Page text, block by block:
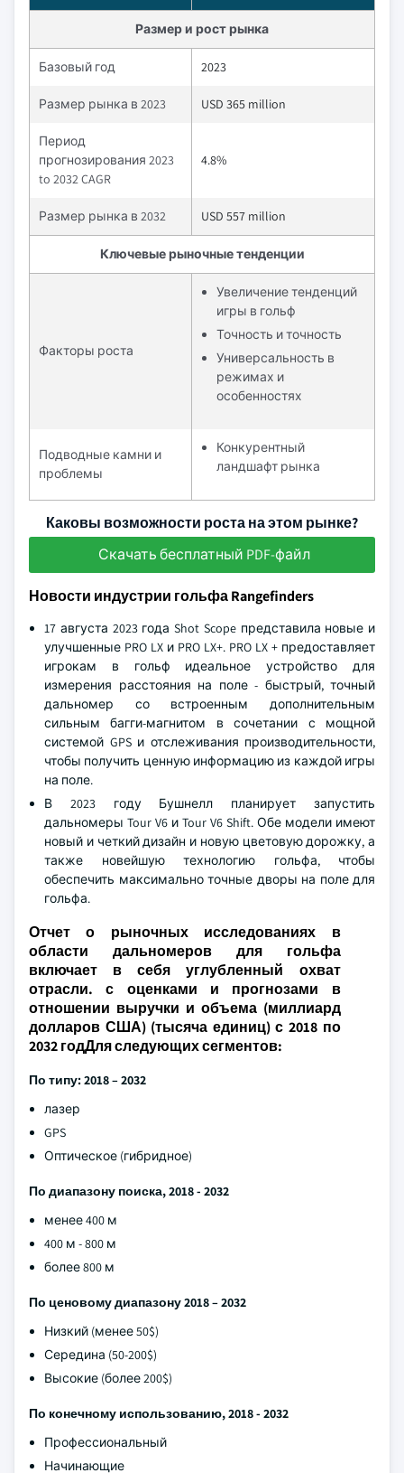
Размер и рост рынка
Базовый год 2023
Размер рынка в 2023 USD 365 million
Период
прогнозирования 2023
to 2032 CAGR
4.8%
Размер рынка в 2032 USD 557 million
Ключевые рыночные тенденции
Факторы роста
Увеличение тенденций
игры в гольф
Точность и точность
Универсальность в
режимах и
особенностях
Подводные камни и
проблемы
Конкурентный
ландшафт рынка
Каковы возможности роста на этом рынке?
Скачать бесплатный PDF-файл
Новости индустрии гольфа Rangefinders
17 августа 2023 года Shot Scope представила новые и
улучшенные PRO LX и PRO LX+. PRO LX + предоставляет
игрокам в гольф идеальное устройство для
измерения расстояния на поле - быстрый, точный
дальномер со встроенным дополнительным
сильным багги-магнитом в сочетании с мощной
системой GPS и отслеживания производительности,
чтобы получить ценную информацию из каждой игры
на поле.
В 2023 году Бушнелл планирует запустить
дальномеры Tour V6 и Tour V6 Shift. Обе модели имеют
новый и четкий дизайн и новую цветовую дорожку, а
также новейшую технологию гольфа, чтобы
обеспечить максимально точные дворы на поле для
гольфа.
Отчет о рыночных исследованиях в
области дальномеров для гольфа
включает в себя углубленный охват
отрасли. с оценками и прогнозами в
отношении выручки и объема (миллиард
долларов США) (тысяча единиц) с 2018 по
2032 годДля следующих сегментов:
По типу: 2018 – 2032
лазер
GPS
Оптическое (гибридное)
По диапазону поиска, 2018 - 2032
менее 400 м
400 м - 800 м
более 800 м
По ценовому диапазону 2018 – 2032
Низкий (менее 50$)
Середина (50-200$)
Высокие (более 200$)
По конечному использованию, 2018 - 2032
Профессиональный
Начинающие